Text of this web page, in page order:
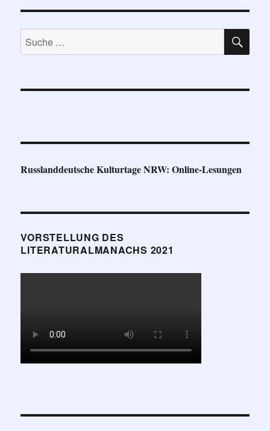
Suche
nach:
Russlanddeutsche Kulturtage NRW: Online-Lesungen
VORSTELLUNG DES
LITERATURALMANACHS 2021